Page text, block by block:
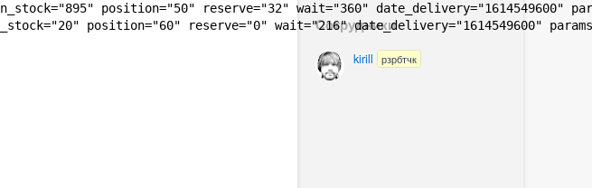
Сотрудники
kirill рзрбтчк
position="50" reserve="32" wait="360" date_delivery="1614549600"
position="60" reserve="0" wait="216" date_delivery="1614549600"